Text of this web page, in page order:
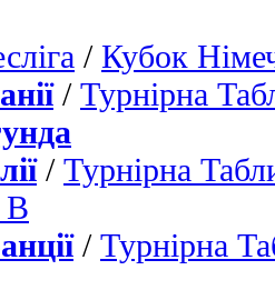
/ Кубок
/ Турнірна
/ Турнірна
B
/ Турнірна